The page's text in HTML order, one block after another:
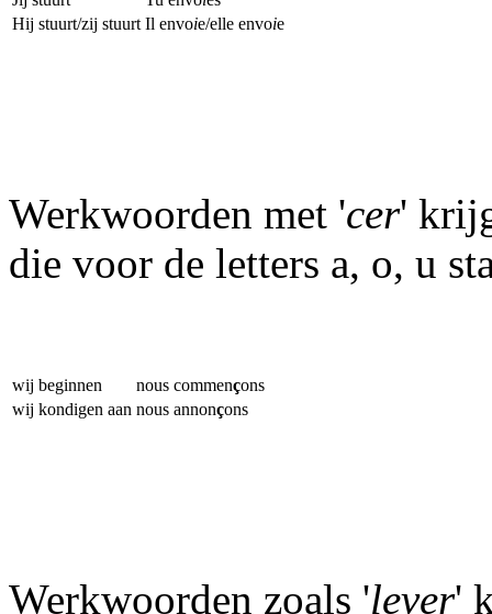
Hij stuurt/zij stuurt Il envoie/elle envoie
Werkwoorden met 'cer'
die voor de letters a, o, u
wij beginnen nous commençons
wij kondigen aan nous annonçons
Werkwoorden zoals 'lever'